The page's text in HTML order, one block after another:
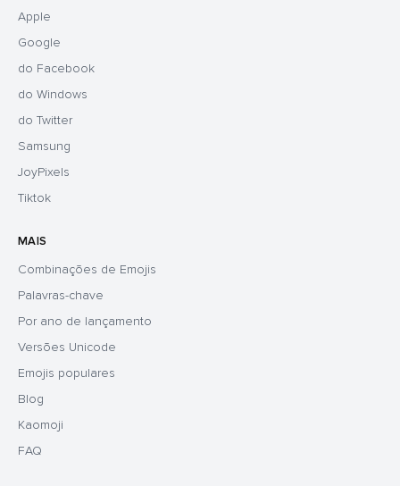
Apple
Google
do Facebook
do Windows
do Twitter
Samsung
JoyPixels
Tiktok
MAIS
Combinações de Emojis
Palavras-chave
Por ano de lançamento
Versões Unicode
Emojis populares
Blog
Kaomoji
FAQ